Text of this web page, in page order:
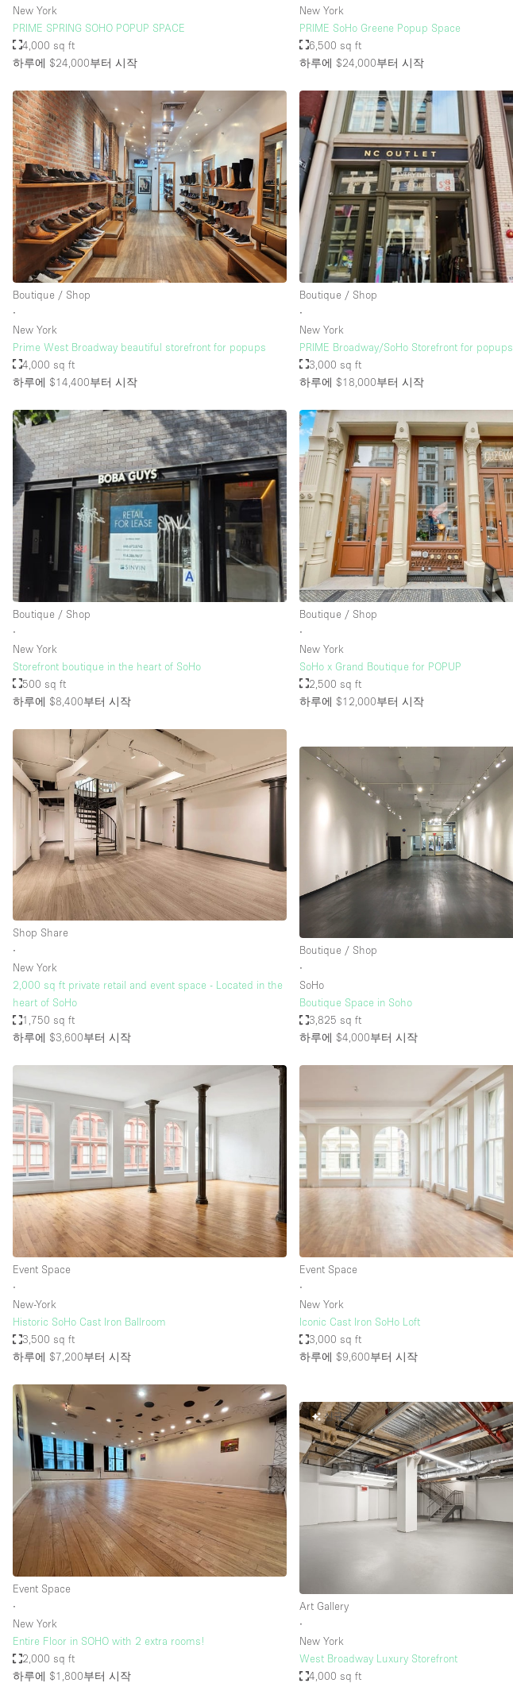
New York
PRIME SPRING SOHO POPUP SPACE
4,000 sq ft
하루에 $24,000부터 시작
New York
PRIME SoHo Greene Popup Space
6,500 sq ft
하루에 $24,000부터 시작
Boutique / Shop
∙
New York
Prime West Broadway beautiful storefront for popups
4,000 sq ft
하루에 $14,400부터 시작
Boutique / Shop
∙
New York
PRIME Broadway/SoHo Storefront for popups
3,000 sq ft
하루에 $18,000부터 시작
Boutique / Shop
∙
New York
Storefront boutique in the heart of SoHo
500 sq ft
하루에 $8,400부터 시작
Boutique / Shop
∙
New York
SoHo x Grand Boutique for POPUP
2,500 sq ft
하루에 $12,000부터 시작
Shop Share
∙
New York
2,000 sq ft private retail and event space - Located in the
heart of SoHo
1,750 sq ft
하루에 $3,600부터 시작
Boutique / Shop
∙
SoHo
Boutique Space in Soho
3,825 sq ft
하루에 $4,000부터 시작
Event Space
∙
New-York
Historic SoHo Cast Iron Ballroom
3,500 sq ft
하루에 $7,200부터 시작
Event Space
∙
New York
Iconic Cast Iron SoHo Loft
3,000 sq ft
하루에 $9,600부터 시작
Event Space
∙
New York
Entire Floor in SOHO with 2 extra rooms!
2,000 sq ft
하루에 $1,800부터 시작
신규
Art Gallery
∙
New York
West Broadway Luxury Storefront
4,000 sq ft